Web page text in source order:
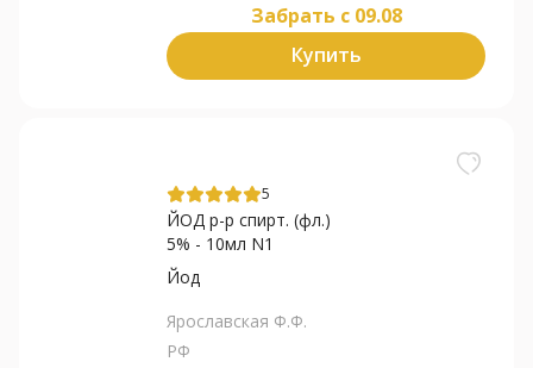
Забрать c 09.08
Купить
5
ЙОД р-р спирт. (фл.)
5% - 10мл N1
Йод
Ярославская Ф.Ф.
РФ